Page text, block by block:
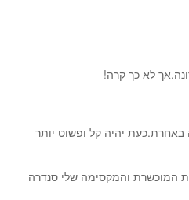
לא כך קרה!
יהיה קל ופשוט יותר
המוכשרת והמקסימה שלי סנדרה